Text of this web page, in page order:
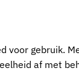
voor gebruik.
af met